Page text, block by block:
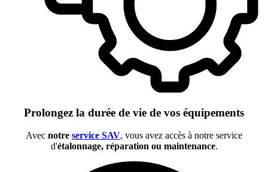
Prolongez la durée de vie de vos équipements
Avec notre service SAV, vous avez accès à notre service
d'étalonnage, réparation ou maintenance.